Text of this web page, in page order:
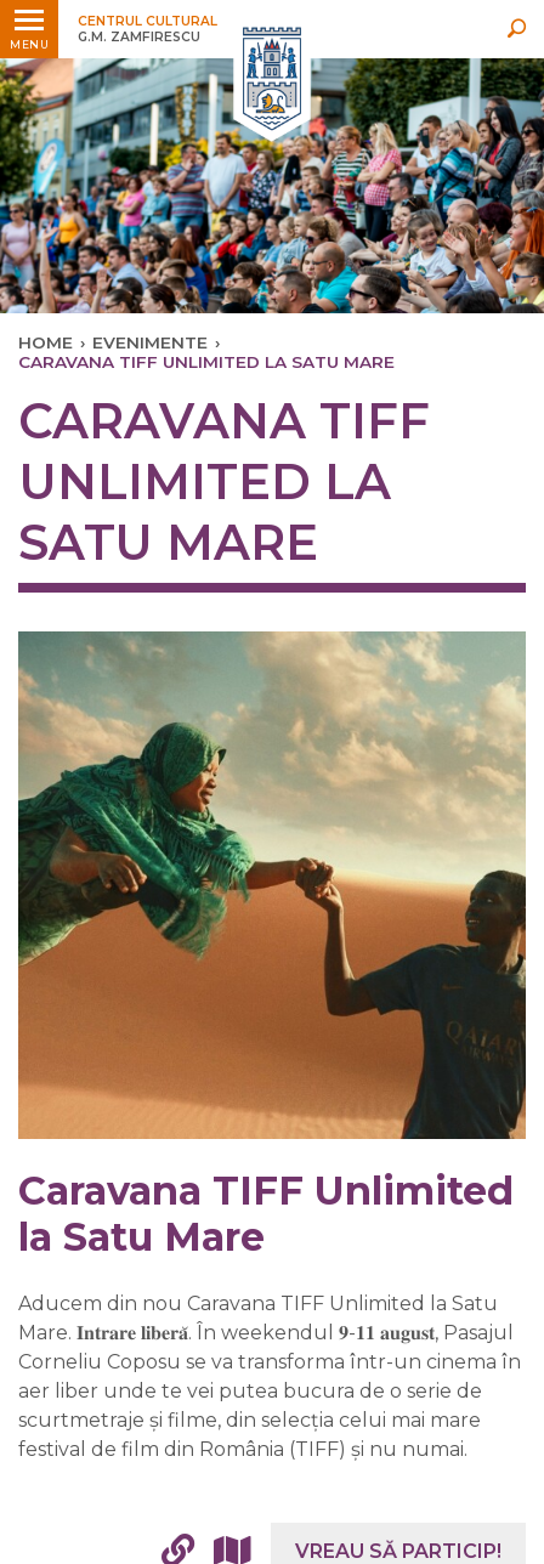
MENU
CENTRUL CULTURAL
G.M. ZAMFIRESCU
Ultimele
HOME › EVENIMENTE ›
CARAVANA TIFF UNLIMITED LA SATU MARE
CARAVANA TIFF
UNLIMITED LA
SATU MARE
Caravana TIFF Unlimited
la Satu Mare
Aducem din nou Caravana TIFF Unlimited la Satu
Mare. 𝐈𝐧𝐭𝐫𝐚𝐫𝐞 𝐥𝐢𝐛𝐞𝐫𝐚̆. În weekendul 𝟗-𝟏𝟏 𝐚𝐮𝐠𝐮𝐬𝐭, Pasajul
Corneliu Coposu se va transforma într-un cinema în
aer liber unde te vei putea bucura de o serie de
scurtmetraje și filme, din selecția celui mai mare
festival de film din România (TIFF) și nu numai.
VREAU SĂ PARTICIP!